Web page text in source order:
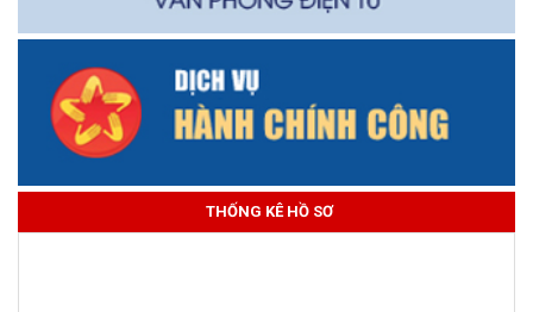
THỐNG KÊ HỒ SƠ